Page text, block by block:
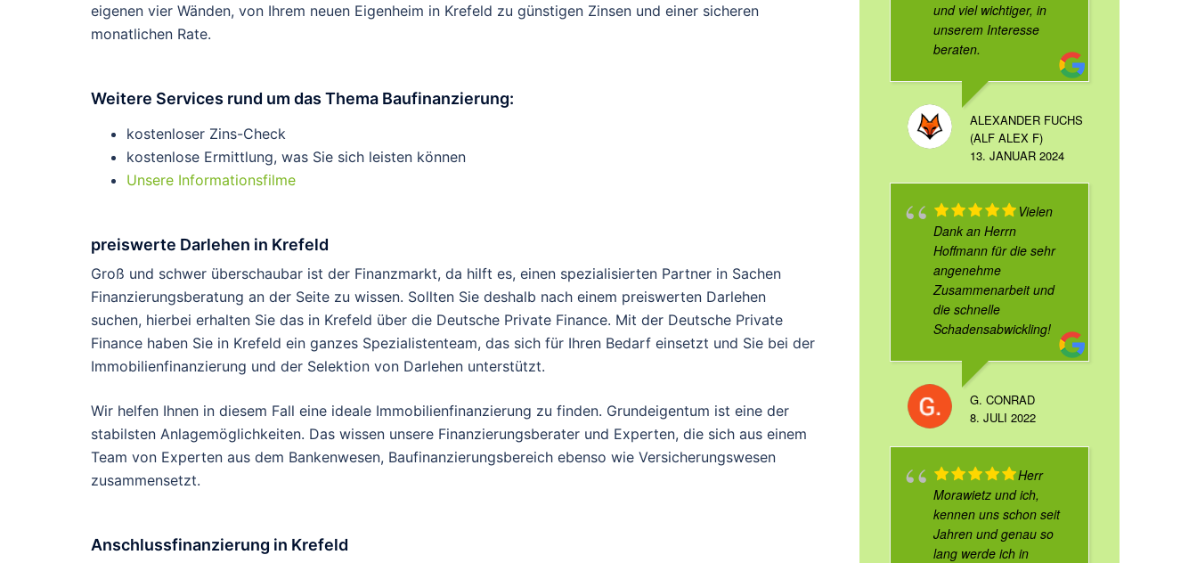
eigenen vier Wänden, von Ihrem neuen Eigenheim in Krefeld zu günstigen Zinsen und einer sicheren
monatlichen Rate.
Weitere Services rund um das Thema Baufinanzierung:
kostenloser Zins-Check
kostenlose Ermittlung, was Sie sich leisten können
Unsere Informationsfilme
preiswerte Darlehen in Krefeld
Groß und schwer überschaubar ist der Finanzmarkt, da hilft es, einen spezialisierten Partner in Sachen
Finanzierungsberatung an der Seite zu wissen. Sollten Sie deshalb nach einem preiswerten Darlehen
suchen, hierbei erhalten Sie das in Krefeld über die Deutsche Private Finance. Mit der Deutsche Private
Finance haben Sie in Krefeld ein ganzes Spezialistenteam, das sich für Ihren Bedarf einsetzt und Sie bei der
Immobilienfinanzierung und der Selektion von Darlehen unterstützt.
Wir helfen Ihnen in diesem Fall eine ideale Immobilienfinanzierung zu finden. Grundeigentum ist eine der
stabilsten Anlagemöglichkeiten. Das wissen unsere Finanzierungsberater und Experten, die sich aus einem
Team von Experten aus dem Bankenwesen, Baufinanzierungsbereich ebenso wie Versicherungswesen
zusammensetzt.
Anschlussfinanzierung in Krefeld
und viel wichtiger, in
unserem Interesse
beraten.
ALEXANDER FUCHS
(ALF ALEX F)
13. JANUAR 2024
Vielen
Dank an Herrn
Hoffmann für die sehr
angenehme
Zusammenarbeit und
die schnelle
Schadensabwickling!
G. CONRAD
8. JULI 2022
Herr
Morawietz und ich,
kennen uns schon seit
Jahren und genau so
lang werde ich in